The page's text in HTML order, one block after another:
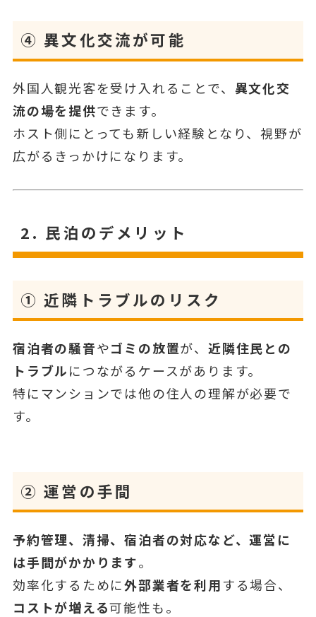
④ 異文化交流が可能
外国人観光客を受け入れることで、 異文化交
流の場を提供できます。
ホスト側にとっても新しい経験となり、視野が
広がるきっかけになります。
2. 民泊のデメリット
① 近隣トラブルのリスク
宿泊者の騒音やゴミの放置が、近隣住民との
トラブルにつながるケースがあります。
特にマンションでは他の住人の理解が必要で
す。
②運営の手間
予約管理、清掃、宿泊者の対応など、運営に
は手間がかかります。
効率化するために外部業者を利用する場合、
コストが増える可能性も。